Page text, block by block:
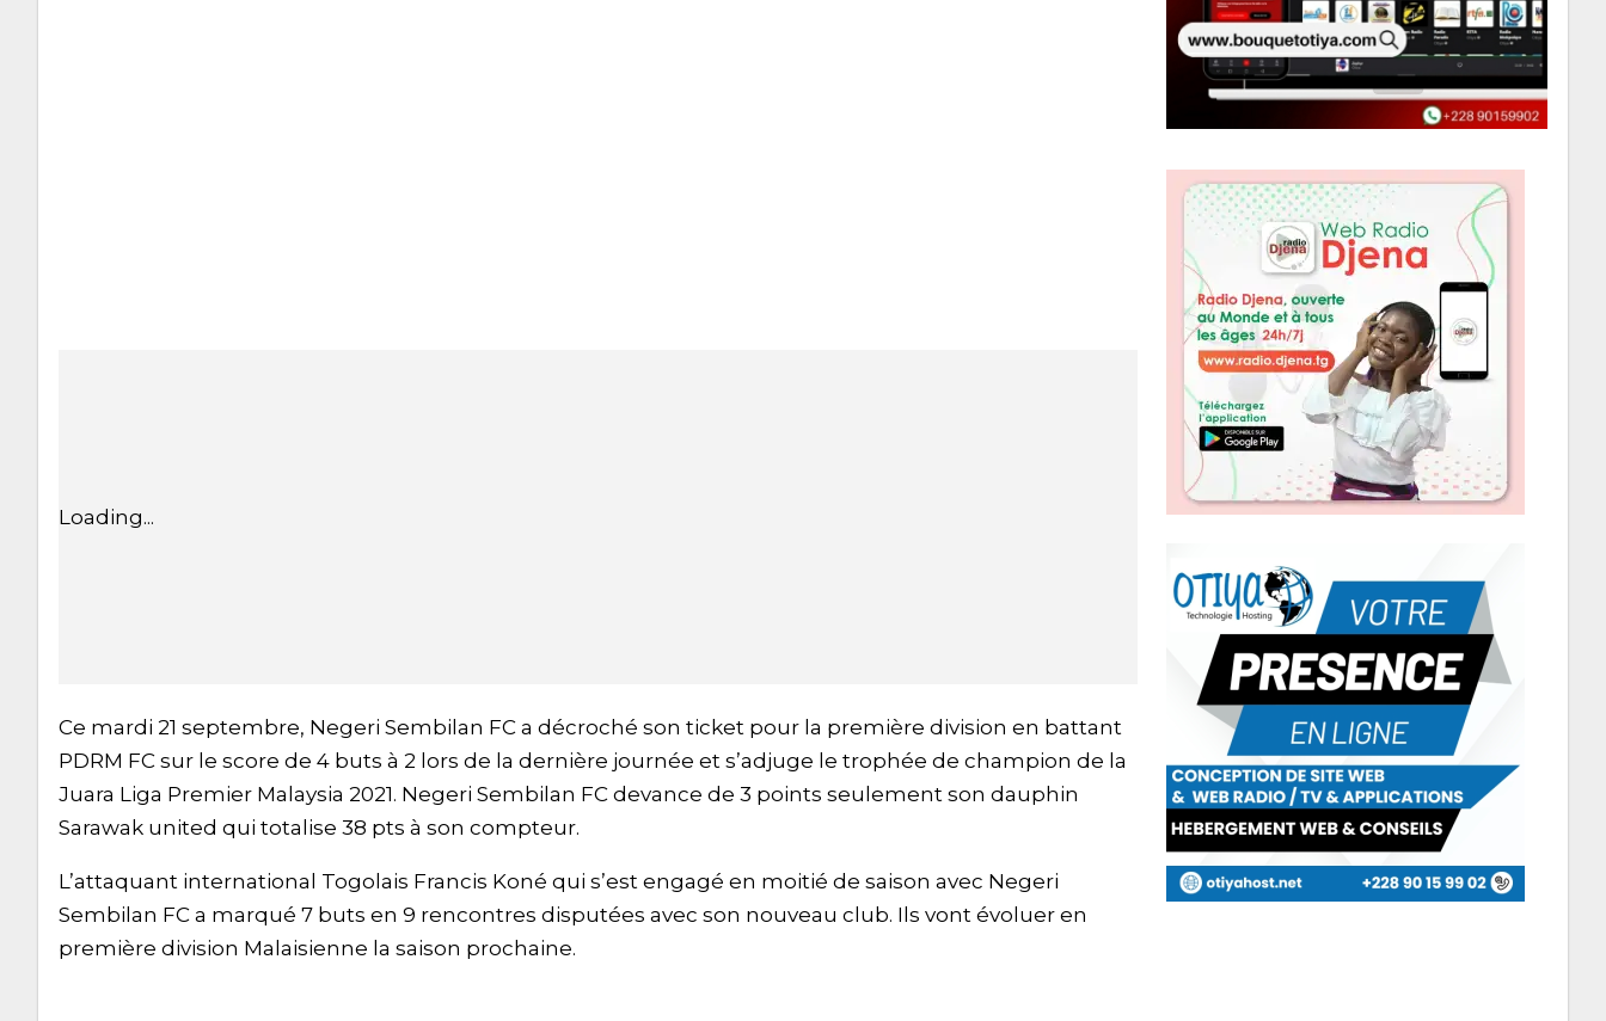
Loading...
Ce mardi 21 septembre, Negeri Sembilan FC a décroché son ticket pour la première division en battant
PDRM FC sur le score de 4 buts à 2 lors de la dernière journée et s’adjuge le trophée de champion de la
Juara Liga Premier Malaysia 2021. Negeri Sembilan FC devance de 3 points seulement son dauphin
Sarawak united qui totalise 38 pts à son compteur.
L’attaquant international Togolais Francis Koné qui s’est engagé en moitié de saison avec Negeri
Sembilan FC a marqué 7 buts en 9 rencontres disputées avec son nouveau club. Ils vont évoluer en
première division Malaisienne la saison prochaine.